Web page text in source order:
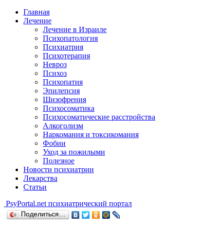
Главная
Лечение
Лечение в Израиле
Психопатология
Психиатрия
Психотерапия
Невроз
Психоз
Психопатия
Эпилепсия
Шизофрения
Психосоматика
Психосоматические расстройства
Алкоголизм
Наркомания и токсикомания
Фобии
Уход за пожилыми
Полезное
Новости психиатрии
Лекарства
Статьи
PsyPortal.net психиатрический портал
Поделиться…